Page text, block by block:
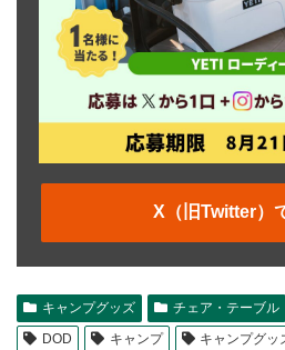
X（旧Twitter）
キャンプグッズ チェア・テーブル
DOD
キャンプ キャンプグッ